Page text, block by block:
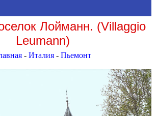
Лойманн. (Villaggio
Leumann)
- Италия - Пьемонт